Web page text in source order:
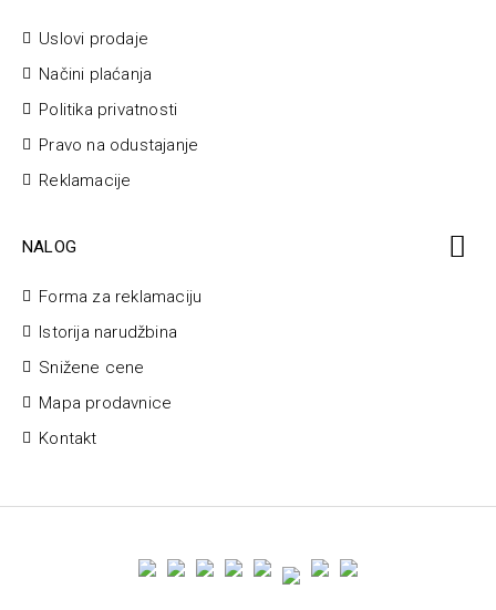
Uslovi prodaje
Načini plaćanja
Politika privatnosti
Pravo na odustajanje
Reklamacije
NALOG
Forma za reklamaciju
Istorija narudžbina
Snižene cene
Mapa prodavnice
Kontakt